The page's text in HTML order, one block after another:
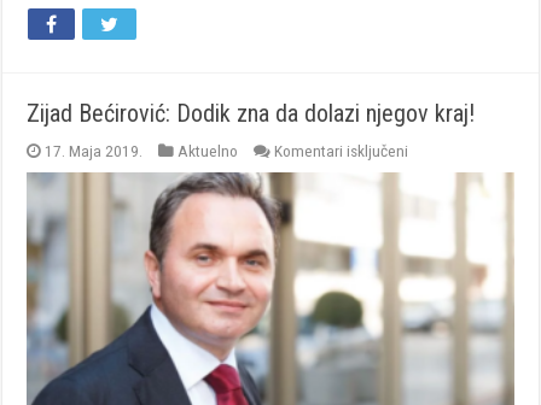
Zijad Bećirović: Dodik zna da dolazi njegov kraj!
17. Maja 2019. Aktuelno Komentari isključeni
Bećirović:
dolazi
njegov
kraj!